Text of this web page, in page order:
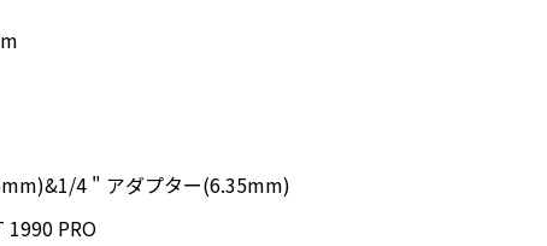
4 " アダプター(6.35mm)
1990 PRO